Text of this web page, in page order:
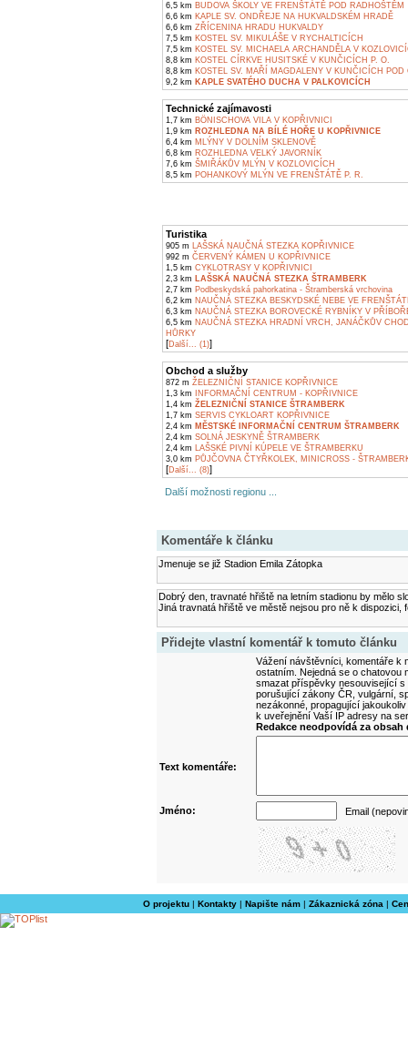
6,5 km BUDOVA ŠKOLY VE FRENŠTÁTĚ POD RADHOŠTĚM
6,6 km KAPLE SV. ONDŘEJE NA HUKVALDSKÉM HRADĚ
6,6 km ZŘÍCENINA HRADU HUKVALDY
7,5 km KOSTEL SV. MIKULÁŠE V RYCHALTICÍCH
7,5 km KOSTEL SV. MICHAELA ARCHANDĚLA V
8,8 km KOSTEL CÍRKVE HUSITSKÉ V KUNČICÍCH P. O.
8,8 km KOSTEL SV. MAŘÍ MAGDALENY V KUNČICÍCH POD
9,2 km KAPLE SVATÉHO DUCHA V PALKOVICÍCH
Technické zajímavosti
1,7 km BÖNISCHOVA VILA V KOPŘIVNICI
1,9 km ROZHLEDNA NA BÍLÉ HOŘE U KOPŘIVNICE
6,4 km MLÝNY V DOLNÍM SKLENOVĚ
6,8 km ROZHLEDNA VELKÝ JAVORNÍK
7,6 km ŠMIŘÁKŮV MLÝN V KOZLOVICÍCH
8,5 km POHANKOVÝ MLÝN VE FRENŠTÁTĚ P. R.
Turistika
905 m LAŠSKÁ NAUČNÁ STEZKA KOPŘIVNICE
992 m ČERVENÝ KÁMEN U KOPŘIVNICE
1,5 km CYKLOTRASY V KOPŘIVNICI
2,3 km LAŠSKÁ NAUČNÁ STEZKA ŠTRAMBERK
2,7 km Podbeskydská pahorkatina - Štramberská vrchovina
6,2 km NAUČNÁ STEZKA BESKYDSKÉ NEBE VE
6,3 km NAUČNÁ STEZKA BOROVECKÉ RYBNÍKY V
6,5 km NAUČNÁ STEZKA HRADNÍ VRCH, JANÁČKŮV
HŮRKY
[Další... (1)]
Obchod a služby
872 m ŽELEZNIČNÍ STANICE KOPŘIVNICE
1,3 km INFORMAČNÍ CENTRUM - KOPŘIVNICE
1,4 km ŽELEZNIČNÍ STANICE ŠTRAMBERK
1,7 km SERVIS CYKLOART KOPŘIVNICE
2,4 km MĚSTSKÉ INFORMAČNÍ CENTRUM ŠTRAMBERK
2,4 km SOLNÁ JESKYNĚ ŠTRAMBERK
2,4 km LAŠSKÉ PIVNÍ KÚPELE VE ŠTRAMBERKU
3,0 km PŮJČOVNA ČTYŘKOLEK, MINICROSS -
[Další... (8)]
Další možnosti regionu ...
Komentáře k článku
Jmenuje se již Stadion Emila Zátopka
Dobrý den, travnaté hřiště na letním stadionu by mělo
Jiná travnatá hřiště ve městě nejsou pro ně k
Přidejte vlastní komentář k tomuto článku
Vážení návštěvníci, komentáře k
ostatním. Nejedná se o
smazat příspěvky nesouvisející
porušující zákony ČR, vulgární,
nezákonné, propagující
k uveřejnění Vaší IP adresy na
Redakce neodpovídá za
Text komentáře:
Jméno: Email
O projektu| Kontakty| Napište nám| Zákaznická zóna |